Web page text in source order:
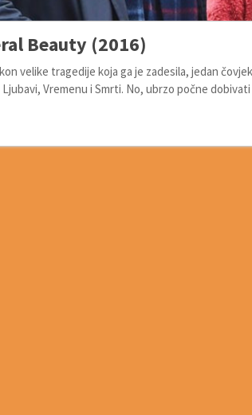
Beauty (2016)
velike tragedije koja ga je zadesila, jedan
Ljubavi, Vremenu i Smrti. No, ubrzo počne